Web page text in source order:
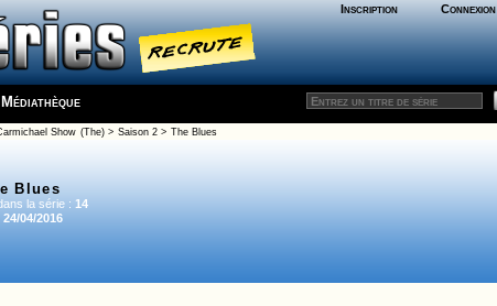
Inscription Connexion
Médiathèque
Show (The)> Saison 2> The Blues
Blues
la série : 14
24/04/2016